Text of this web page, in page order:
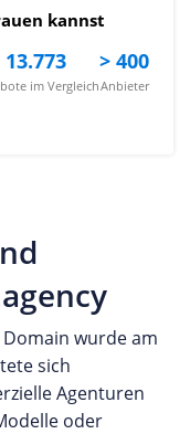
kannst
13.773
im Vergleich
> 400
Anbieter
wurde am
sich
Agenturen
oder